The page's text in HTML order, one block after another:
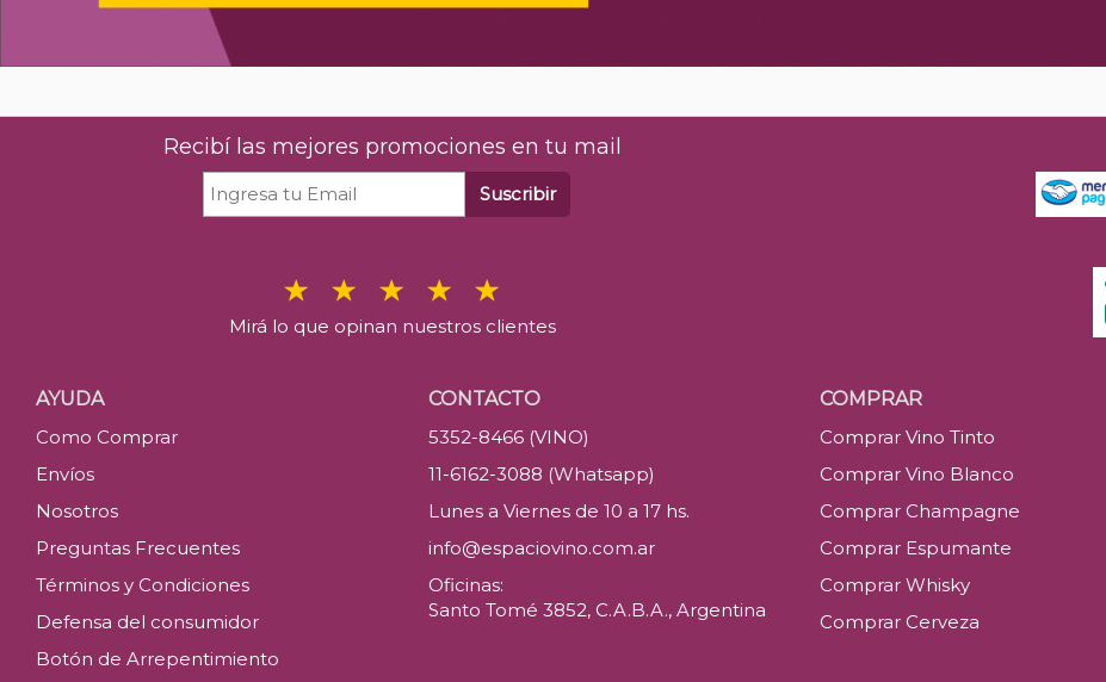
Recibí las mejores promociones en tu mail
Suscribir
Mirá lo que opinan nuestros clientes
AYUDA
Como Comprar
Envíos
Nosotros
Preguntas Frecuentes
Términos y Condiciones
Defensa del consumidor
Botón de Arrepentimiento
CONTACTO
5352-8466 (VINO)
11-6162-3088 (Whatsapp)
Lunes a Viernes de 10 a 17 hs.
info@espaciovino.com.ar
Oficinas:
Santo Tomé 3852, C.A.B.A., Argentina
COMPRAR
Comprar Vino Tinto
Comprar Vino Blanco
Comprar Champagne
Comprar Espumante
Comprar Whisky
Comprar Cerveza